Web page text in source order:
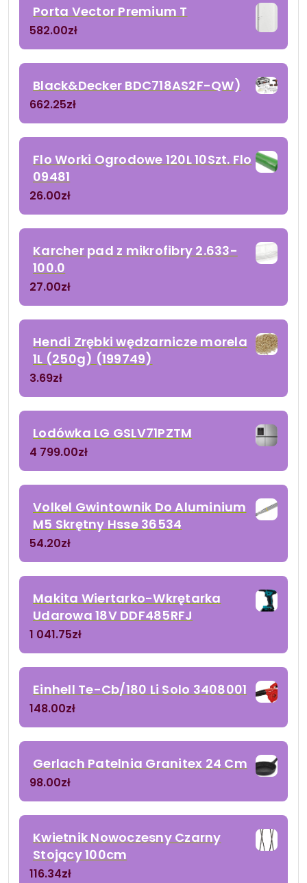
Porta Vector Premium T
582.00zł
Black&Decker BDC718AS2F-QW)
662.25zł
Flo Worki Ogrodowe 120L 10Szt. Flo
09481
26.00zł
Karcher pad z mikrofibry 2.633-
100.0
27.00zł
Hendi Zrębki wędzarnicze morela
1L (250g) (199749)
3.69zł
Lodówka LG GSLV71PZTM
4 799.00zł
Volkel Gwintownik Do Aluminium
M5 Skrętny Hsse 36534
54.20zł
Makita Wiertarko-Wkrętarka
Udarowa 18V DDF485RFJ
1 041.75zł
Einhell Te-Cb/180 Li Solo 3408001
148.00zł
Gerlach Patelnia Granitex 24 Cm
98.00zł
Kwietnik Nowoczesny Czarny
Stojący 100cm
116.34zł